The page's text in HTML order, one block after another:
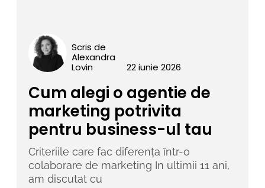
Scris de
Alexandra
Lovin
22 iunie 2026
Cum alegi o agentie de
marketing potrivita
pentru business-ul tau
Criteriile care fac diferența într-o
colaborare de marketing In ultimii 11 ani,
am discutat cu